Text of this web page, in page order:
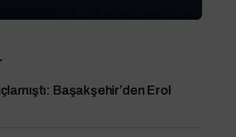
Başakşehir’den Erol